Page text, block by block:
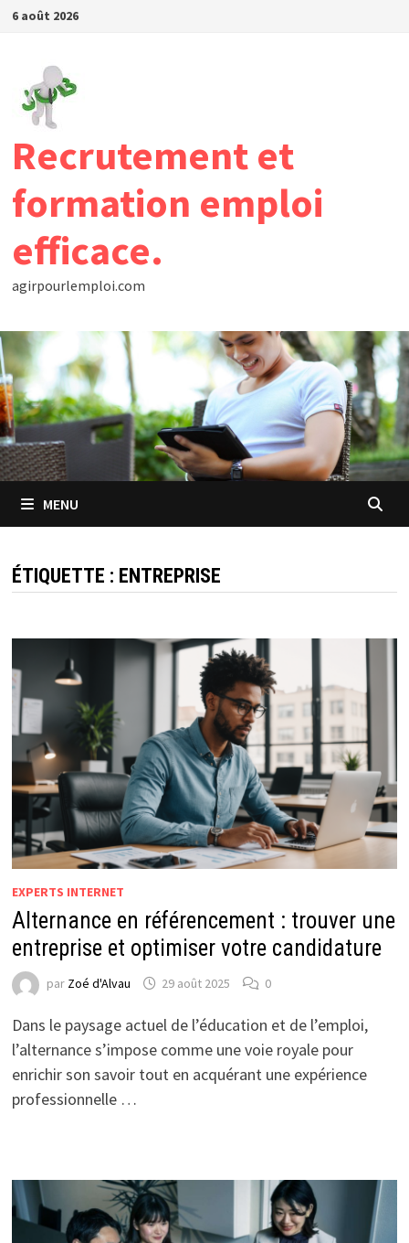
Passer
contenu
6 août 2026
Recrutement et
formation emploi
efficace.
agirpourlemploi.com
MENU
ÉTIQUETTE : ENTREPRISE
EXPERTS INTERNET
Alternance en référencement : trouver une
entreprise et optimiser votre candidature
par Zoé d'Alvau 29 août 2025 0
Dans le paysage actuel de l’éducation et de l’emploi,
l’alternance s’impose comme une voie royale pour
enrichir son savoir tout en acquérant une expérience
professionnelle …